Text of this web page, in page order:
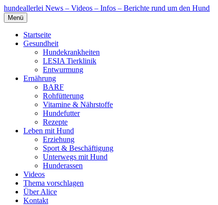
hundeallerlei News – Videos – Infos – Berichte rund um den Hund
Menü
Startseite
Gesundheit
Hundekrankheiten
LESIA Tierklinik
Entwurmung
Ernährung
BARF
Rohfütterung
Vitamine & Nährstoffe
Hundefutter
Rezepte
Leben mit Hund
Erziehung
Sport & Beschäftigung
Unterwegs mit Hund
Hunderassen
Videos
Thema vorschlagen
Über Alice
Kontakt